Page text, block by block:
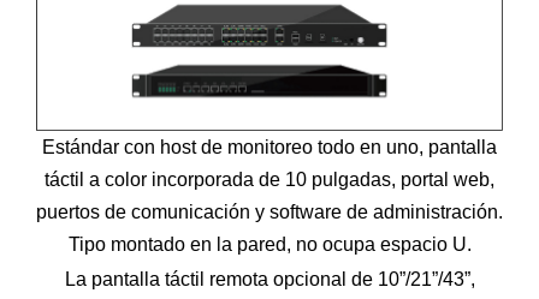
Estándar con host de monitoreo todo en uno, pantalla
táctil a color incorporada de 10 pulgadas, portal web,
puertos de comunicación y software de administración.
Tipo montado en la pared, no ocupa espacio U.
La pantalla táctil remota opcional de 10”/21”/43”,